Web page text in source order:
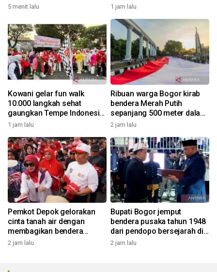
5 menit lalu 1 jam lalu
Kowani gelar fun walk
10.000 langkah sehat
gaungkan Tempe Indonesia
Goes to UNESCO
1 jam lalu
Ribuan warga Bogor kirab
bendera Merah Putih
sepanjang 500 meter dalam
rangkaian FMP ke-11
2 jam lalu
Pemkot Depok gelorakan
cinta tanah air dengan
membagikan bendera
merah putih
2 jam lalu
Bupati Bogor jemput
bendera pusaka tahun 1948
dari pendopo bersejarah di
Desa Malasari
2 jam lalu